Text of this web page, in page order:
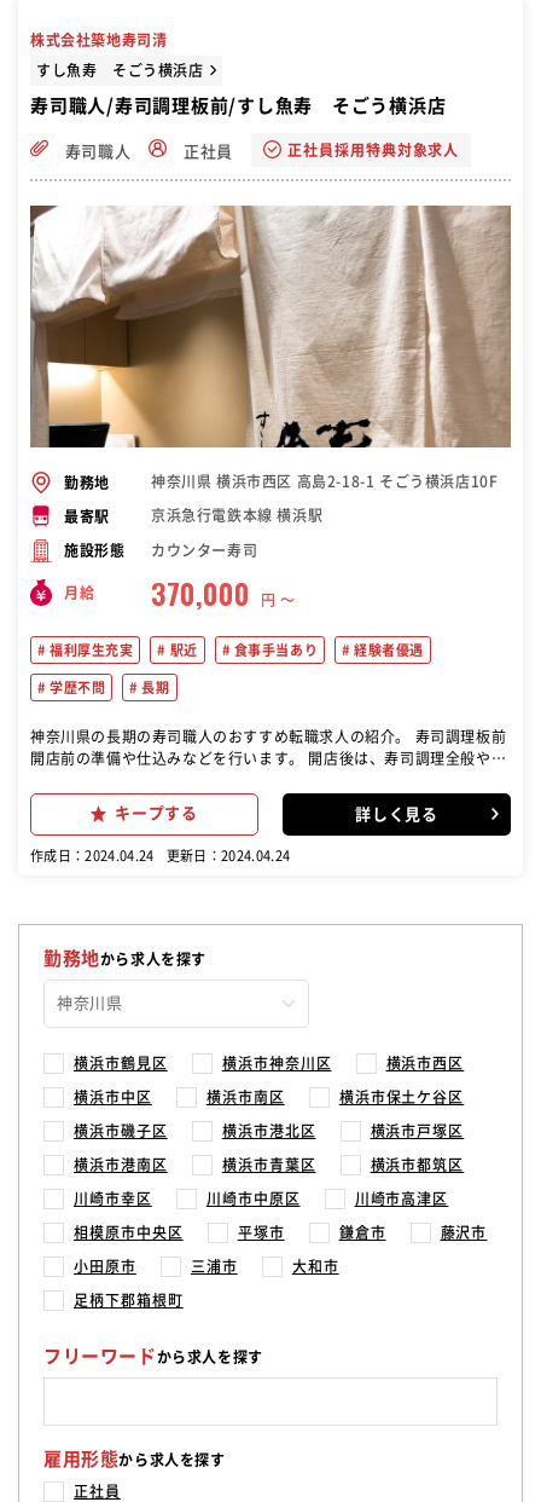
株式会社築地寿司清
すし魚寿 そごう横浜店
寿司職人/寿司調理板前/すし魚寿 そごう横浜店
寿司職人 正社員 正社員採用特典対象求人
勤務地 神奈川県 横浜市西区 高島2-18-1 そごう横浜店10F
最寄駅 京浜急行電鉄本線 横浜駅
施設形態 カウンター寿司
月給 370,000 円 〜
福利厚生充実 駅近 食事手当あり 経験者優遇
学歴不問 長期
神奈川県の長期の寿司職人のおすすめ転職求人の紹介。 寿司調理板前
開店前の準備や仕込みなどを行います。 開店後は、寿司調理全般やカ
を行います。
キープする 詳しく見る
作成日：2024.04.24 更新日：2024.04.24
勤務地から求人を探す
横浜市鶴見区 横浜市神奈川区 横浜市西区
横浜市中区 横浜市南区 横浜市保土ケ谷区
横浜市磯子区 横浜市港北区 横浜市戸塚区
横浜市港南区 横浜市青葉区 横浜市都筑区
川崎市幸区 川崎市中原区 川崎市高津区
相模原市中央区 平塚市 鎌倉市 藤沢市
小田原市 三浦市 大和市
足柄下郡箱根町
フリーワードから求人を探す
雇用形態から求人を探す
正社員